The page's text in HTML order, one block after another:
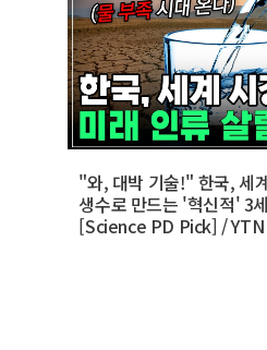
"와, 대박 기술!" 한국, 세
생수로 만드는 '혁신적' 3
[Science PD Pick] / YTN